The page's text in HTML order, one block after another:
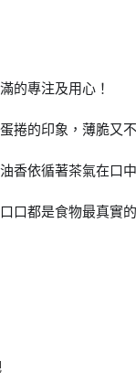
的專注及用心！
捲的印象，薄脆又
香依循著茶氣在口
口都是食物最真實